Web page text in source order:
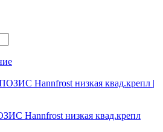
Hannfrost низкая квад.крепл